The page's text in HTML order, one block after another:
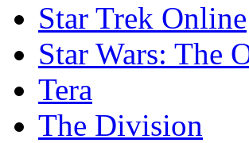
Star Trek Online
Star Wars: The
Tera
The Division